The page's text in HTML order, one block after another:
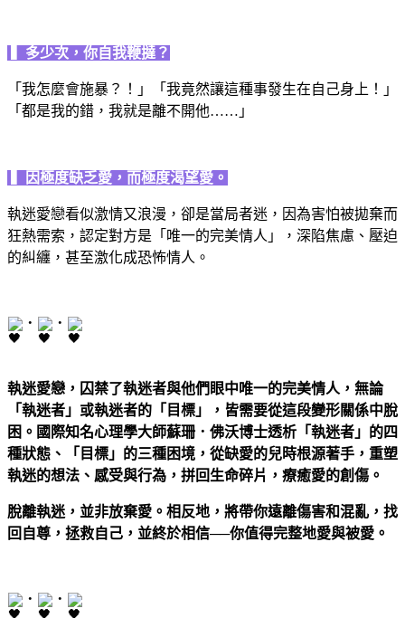
多少次，你自我鞭撻？
「我怎麼會施暴？！」「我竟然讓這種事發生在自己身上！」
「都是我的錯，我就是離不開他…… 」
因極度缺乏愛，而極度渴望愛。
執迷愛戀看似激情又浪漫， 卻是當局者迷，因為害怕被拋棄而
狂熱需索，認定對方是「唯一的完美情人」，深陷焦慮、壓迫
的糾纏，甚至激化成恐怖情人。
・ ・
執迷愛戀，囚禁了執迷者與他們眼中唯一的完美情人， 無論
「執迷者」或執迷者的「目標」，皆需要從這段變形關係中脫
困。 國際知名心理學大師蘇珊．佛沃博士透析「執迷者」的四
種狀態、「目標」的三種困境，從缺愛的兒時根源著手，重塑
執迷的想法、感受與行為，拼回生命碎片，療癒愛的創傷。
脫離執迷，並非放棄愛。相反地，將帶你遠離傷害和混亂，找
回自尊，拯救自己，並終於相信──你值得完整地愛與被愛。
・ ・